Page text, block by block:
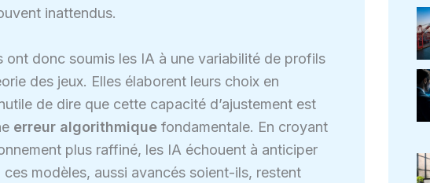
inattendus.
ont donc soumis les IA à une variabilité de profils
des jeux. Elles élaborent leurs choix en
de dire que cette capacité d’ajustement est
erreur algorithmique fondamentale. En croyant
plus raffiné, les IA échouent à anticiper
ces modèles, aussi avancés soient-ils, restent